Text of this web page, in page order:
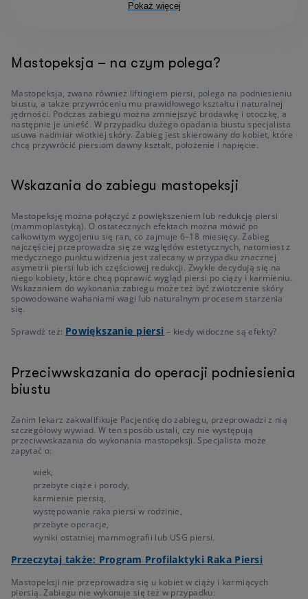
Pokaż więcej
Mastopeksja – na czym polega?
Mastopeksja, zwana również liftingiem piersi, polega na podniesieniu
biustu, a także przywróceniu mu prawidłowego kształtu i naturalnej
jędrności. Podczas zabiegu można zmniejszyć brodawkę i otoczkę, a
następnie je unieść. W przypadku dużego opadania biustu specjalista
usuwa nadmiar wiotkiej skóry. Zabieg jest skierowany do kobiet, które
chcą przywrócić piersiom dawny kształt, położenie i napięcie.
Wskazania do zabiegu mastopeksji
Mastopeksję można połączyć z powiększeniem lub redukcją piersi
(mammoplastyką). O ostatecznych efektach można mówić po
całkowitym wygojeniu się ran, co zajmuje 6–18 miesięcy. Zabieg
najczęściej przeprowadza się ze względów estetycznych, natomiast z
medycznego punktu widzenia jest zalecany w przypadku znacznej
asymetrii piersi lub ich częściowej redukcji. Zwykle decydują się na
niego kobiety, które chcą poprawić wygląd piersi po ciąży i karmieniu.
Wskazaniem do wykonania zabiegu może też być zwiotczenie skóry
spowodowane wahaniami wagi lub naturalnym procesem starzenia
się.
Sprawdź też: Powiększanie piersi – kiedy widoczne są efekty?
Przeciwwskazania do operacji podniesienia
biustu
Zanim lekarz zakwalifikuje Pacjentkę do zabiegu, przeprowadzi z nią
szczegółowy wywiad. W ten sposób ustali, czy nie występują
przeciwwskazania do wykonania mastopeksji. Specjalista może
zapytać o:
wiek,
przebyte ciąże i porody,
karmienie piersią,
występowanie raka piersi w rodzinie,
przebyte operacje,
wyniki ostatniej mammografii lub USG piersi.
Przeczytaj także: Program Profilaktyki Raka Piersi
Mastopeksji nie przeprowadza się u kobiet w ciąży i karmiących
piersią. Zabiegu nie wykonuje się też w przypadku: